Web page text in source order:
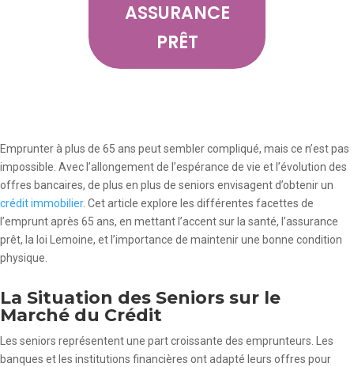
ASSURANCE
PRÊT
Emprunter à plus de 65 ans peut sembler compliqué, mais ce n’est pas
impossible. Avec l’allongement de l’espérance de vie et l’évolution des
offres bancaires, de plus en plus de seniors envisagent d’obtenir un
crédit immobilier. Cet article explore les différentes facettes de
l’emprunt après 65 ans, en mettant l’accent sur la santé, l’assurance
prêt, la loi Lemoine, et l’importance de maintenir une bonne condition
physique.
La Situation des Seniors sur le
Marché du Crédit
Les seniors représentent une part croissante des emprunteurs. Les
banques et les institutions financières ont adapté leurs offres pour